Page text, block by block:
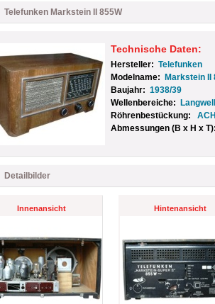
Telefunken Markstein II 855W
Technische Daten:
Hersteller: Telefunken
Modelname:
Markstein II
Baujahr: 1938/39
Wellenbereiche:
Röhrenbestückung:
Abmessungen (B x H x T):
Detailbilder
Innenansicht Hintenansicht